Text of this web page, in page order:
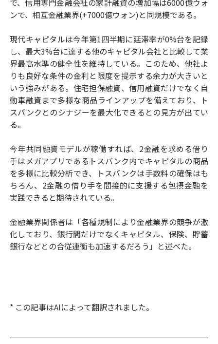
で、信用専門金融会社の家計融資の増加幅は6000億ウォ
ンで、相互金融業界(+7000億ウォン)と同規模である。
現代キャピタルは今年第1四半期に延滞率が0%台を記録
し、最大3%台に達する他のキャピタル会社と比較して業
界最高水準の健全性を維持している。このため、他社よ
りも良好な条件の金利と限度を提示する余力が大きいと
いう強みがある。住宅担保融資、信用融資だけでなく自
動車融資まで多様な商品ラインアップを備えており、ト
スバンクとのシナジーを最大化できるとの見方が出てい
る。
今年共同融資モデルが稼働すれば、2金融を求める借り
手はメガアプリであるトスバンク内でキャピタルの商品
を多様に比較分析でき、トスバンクは手数料の確保はも
ちろん、2金融の借り手を間接的に支援する包摂金融を
実践できると期待されている。
金融業界関係者は「各種規制により金融業界の競争が激
化しており、銀行間だけでなくキャピタル、保険、貯蓄
銀行などとの合従連衡も加速するだろう」と述べた。
* この記事はAIによって翻訳されました。